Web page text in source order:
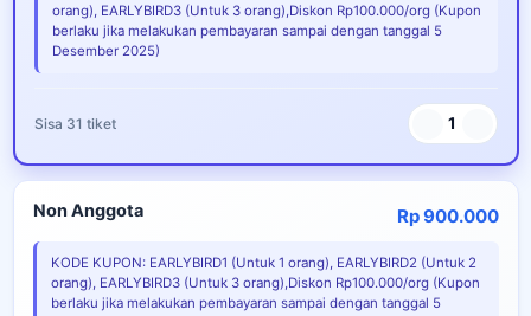
orang), EARLYBIRD3 (Untuk 3 orang),Diskon Rp100.000/org (Kupon
berlaku jika melakukan pembayaran sampai dengan tanggal 5
Desember 2025)
Sisa 31 tiket 1
Non Anggota Rp 900.000
KODE KUPON: EARLYBIRD1 (Untuk 1 orang), EARLYBIRD2 (Untuk 2
orang), EARLYBIRD3 (Untuk 3 orang),Diskon Rp100.000/org (Kupon
berlaku jika melakukan pembayaran sampai dengan tanggal 5